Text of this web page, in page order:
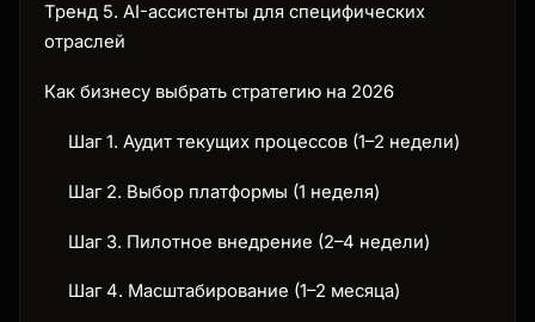
Тренд 5. AI-ассистенты для специфических
отраслей
Как бизнесу выбрать стратегию на 2026
Шаг 1. Аудит текущих процессов (1–2 недели)
Шаг 2. Выбор платформы (1 неделя)
Шаг 3. Пилотное внедрение (2–4 недели)
Шаг 4. Масштабирование (1–2 месяца)